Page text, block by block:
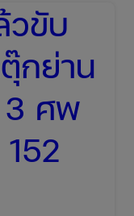
วขับ
กย่าน
3 ศพ